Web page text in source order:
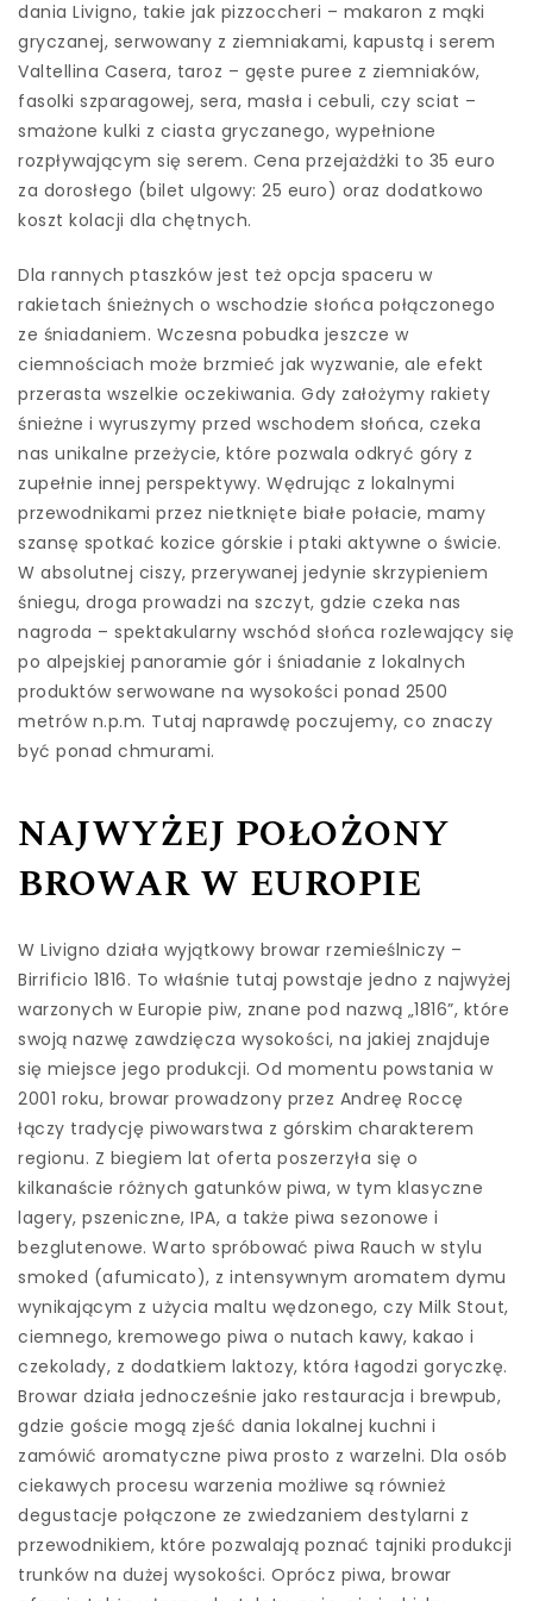
dania Livigno, takie jak pizzoccheri – makaron z mąki
gryczanej, serwowany z ziemniakami, kapustą i serem
Valtellina Casera, taroz – gęste puree z ziemniaków,
fasolki szparagowej, sera, masła i cebuli, czy sciat –
smażone kulki z ciasta gryczanego, wypełnione
rozpływającym się serem. Cena przejażdżki to 35 euro
za dorosłego (bilet ulgowy: 25 euro) oraz dodatkowo
koszt kolacji dla chętnych.
Dla rannych ptaszków jest też opcja spaceru w
rakietach śnieżnych o wschodzie słońca połączonego
ze śniadaniem. Wczesna pobudka jeszcze w
ciemnościach może brzmieć jak wyzwanie, ale efekt
przerasta wszelkie oczekiwania. Gdy założymy rakiety
śnieżne i wyruszymy przed wschodem słońca, czeka
nas unikalne przeżycie, które pozwala odkryć góry z
zupełnie innej perspektywy. Wędrując z lokalnymi
przewodnikami przez nietknięte białe połacie, mamy
szansę spotkać kozice górskie i ptaki aktywne o świcie.
W absolutnej ciszy, przerywanej jedynie skrzypieniem
śniegu, droga prowadzi na szczyt, gdzie czeka nas
nagroda – spektakularny wschód słońca rozlewający się
po alpejskiej panoramie gór i śniadanie z lokalnych
produktów serwowane na wysokości ponad 2500
metrów n.p.m. Tutaj naprawdę poczujemy, co znaczy
być ponad chmurami.
NAJWYŻEJ POŁOŻONY
BROWAR W EUROPIE
W Livigno działa wyjątkowy browar rzemieślniczy –
Birrificio 1816. To właśnie tutaj powstaje jedno z najwyżej
warzonych w Europie piw, znane pod nazwą „1816”, które
swoją nazwę zawdzięcza wysokości, na jakiej znajduje
się miejsce jego produkcji. Od momentu powstania w
2001 roku, browar prowadzony przez Andreę Roccę
łączy tradycję piwowarstwa z górskim charakterem
regionu. Z biegiem lat oferta poszerzyła się o
kilkanaście różnych gatunków piwa, w tym klasyczne
lagery, pszeniczne, IPA, a także piwa sezonowe i
bezglutenowe. Warto spróbować piwa Rauch w stylu
smoked (afumicato), z intensywnym aromatem dymu
wynikającym z użycia maltu wędzonego, czy Milk Stout,
ciemnego, kremowego piwa o nutach kawy, kakao i
czekolady, z dodatkiem laktozy, która łagodzi goryczkę.
Browar działa jednocześnie jako restauracja i brewpub,
gdzie goście mogą zjeść dania lokalnej kuchni i
zamówić aromatyczne piwa prosto z warzelni. Dla osób
ciekawych procesu warzenia możliwe są również
degustacje połączone ze zwiedzaniem destylarni z
przewodnikiem, które pozwalają poznać tajniki produkcji
trunków na dużej wysokości. Oprócz piwa, browar